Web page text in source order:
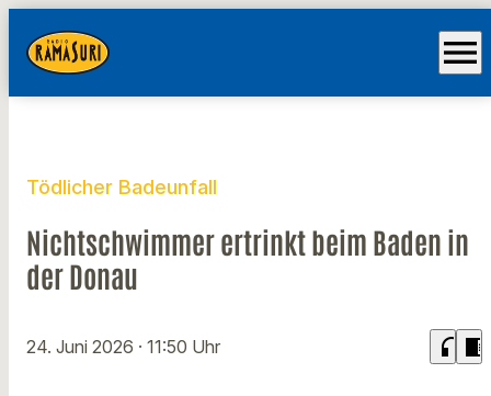
menu
Tödlicher Badeunfall
Nichtschwimmer ertrinkt beim Baden in
der Donau
24. Juni 2026 · 11:50 Uhr headphones chrome_reader_mode